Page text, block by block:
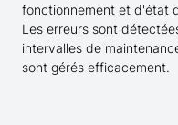
fonctionnement et d'état
Les erreurs sont
intervalles de
sont gérés efficacement.